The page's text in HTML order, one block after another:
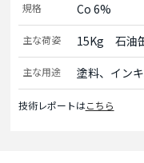
規格 Co 6%
主な荷姿 15Kg　石油
主な用途 塗料、イン
技術レポートはこちら